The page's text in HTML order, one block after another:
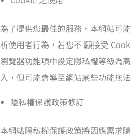
為了提供您最佳的服務，本網站可
析使用者行為，若您不 願接受
瀏覽器功能項中設定隱私權等級為
入，但可能會導至網站某些功能無
隱私權保護政策修訂
本網站隱私權保護政策將因應需求